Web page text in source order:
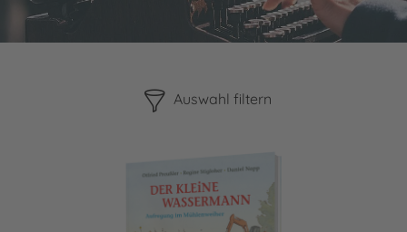
Auswahl filtern